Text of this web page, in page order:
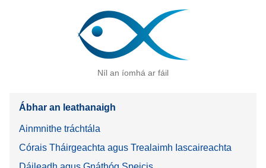
Níl an íomhá ar fáil
Ábhar an leathanaigh
Ainmnithe tráchtála
Córais Tháirgeachta agus Trealaimh Iascaireachta